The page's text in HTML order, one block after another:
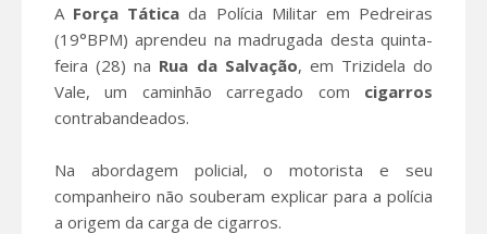
A Força Tática da Polícia Militar em Pedreiras
(19°BPM) aprendeu na madrugada desta quinta-
feira (28) na Rua da Salvação, em Trizidela do
Vale, um caminhão carregado com cigarros
contrabandeados.
Na abordagem policial, o motorista e seu
companheiro não souberam explicar para a polícia
a origem da carga de cigarros.